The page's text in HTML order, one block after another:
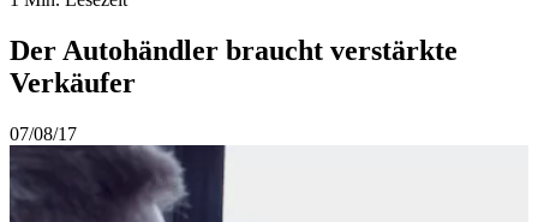
Der Autohändler braucht verstärkte
Verkäufer
07/08/17